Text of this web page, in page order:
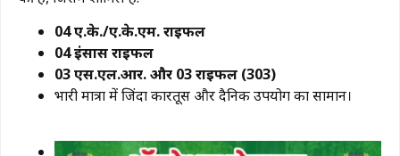
04 ए.के./ए.के.एम. राइफल
04 इंसास राइफल
03 एस.एल.आर. और 03 राइफल (303)
​भारी मात्रा में जिंदा कारतूस और दैनिक उपयोग का सामान।